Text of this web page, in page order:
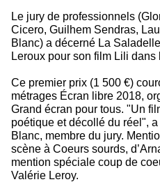
Le jury de professionnels
Cicero, Guilhem Sendras,
Blanc) a décerné La
Leroux pour son film Lili dans
Ce premier prix (1 500 €)
métrages Écran libre 2018,
Grand écran pour tous. "Un
poétique et décollé du réel",
Blanc, membre du jury.
scène à Coeurs sourds,
mention spéciale coup de
Valérie Leroy.